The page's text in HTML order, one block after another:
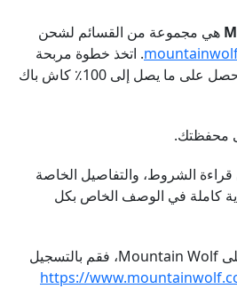
هي مجموعة من القسائم لشحن
. اتخذ خطوة مربحة
نحو مستقبلك الرقمي، واحصل على ما يصل إلى 100٪ كاش باك
الشروط، والتفاصيل الخاصة
كاملة في الوصف الخاص بكل
إذا لم يكن لديك حساب على Mountain Wolf، فقم بالتسجيل
https://